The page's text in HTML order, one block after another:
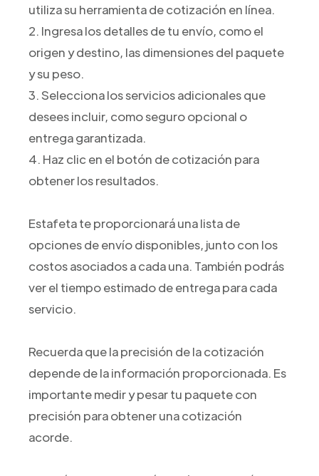
utiliza su herramienta de cotización en línea.
2. Ingresa los detalles de tu envío, como el
origen y destino, las dimensiones del paquete
y su peso.
3. Selecciona los servicios adicionales que
desees incluir, como seguro opcional o
entrega garantizada.
4. Haz clic en el botón de cotización para
obtener los resultados.
Estafeta te proporcionará una lista de
opciones de envío disponibles, junto con los
costos asociados a cada una. También podrás
ver el tiempo estimado de entrega para cada
servicio.
Recuerda que la precisión de la cotización
depende de la información proporcionada. Es
importante medir y pesar tu paquete con
precisión para obtener una cotización
acorde.